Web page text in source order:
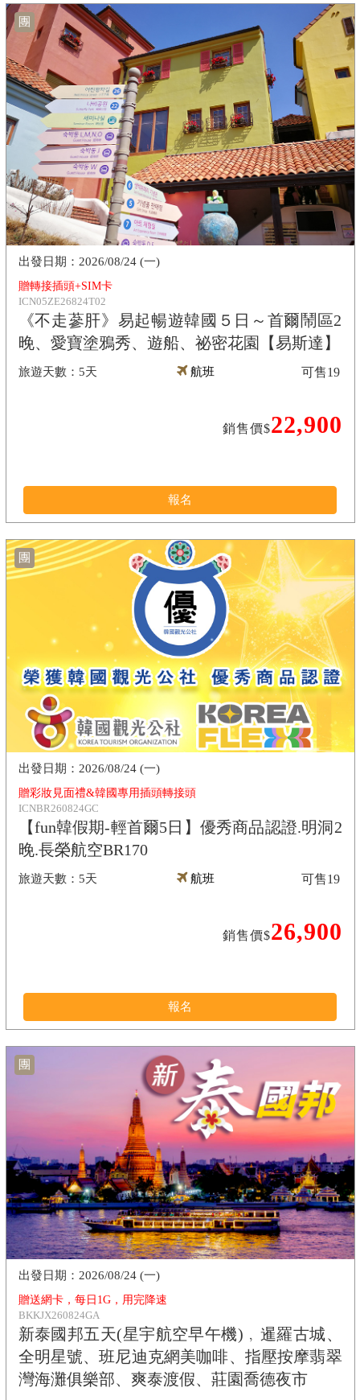
團
贈轉接插頭+SIM卡
ICN05ZE26824T02
《不走蔘肝》易起暢遊韓國５日～首爾鬧區2
晚、愛寶塗鴉秀、遊船、祕密花園【易斯達】
5天
2026/08/24 (一)
航班
銷售價$22,900
可售19
報名
團
贈彩妝見面禮&韓國專用插頭轉接頭
ICNBR260824GC
【fun韓假期-輕首爾5日】優秀商品認證.明洞2
晚.長榮航空BR170
5天
2026/08/24 (一)
航班
銷售價$26,900
可售19
報名
團
贈送網卡，每日1G，用完降速
BKKJX260824GA
新泰國邦五天(星宇航空早午機)﹐暹羅古城、
全明星號、班尼迪克網美咖啡、指壓按摩翡翠
灣海灘俱樂部、爽泰渡假、莊園喬德夜市
2026/08/24 (一)